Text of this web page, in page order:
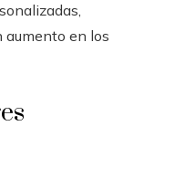
aumento en los